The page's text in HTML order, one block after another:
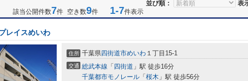
並び順：
表
該当公開件数7件 空き数9件 1-7件表示
レイスめいわ
住所 千葉県四街道市めいわ １丁目15-1
交通 総武本線 「 四街道 」駅 徒歩16分
千葉都市モノレール 「 桜木 」駅 徒歩56分